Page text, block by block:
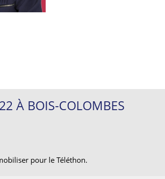
À BOIS-COLOMBES
pour le Téléthon.